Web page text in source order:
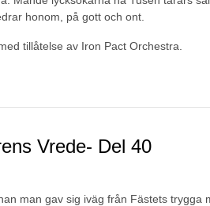
honom, på gott och ont.
tillåtelse av Iron Pact Orchestra.
Vrede- Del 40
man gav sig iväg från Fästets trygga